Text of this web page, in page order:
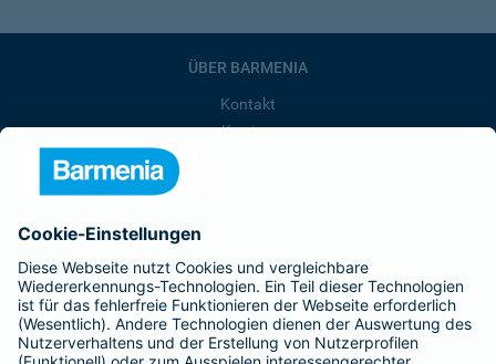
ÜBER BARMENIA
Kontakt
Karriere
Affiliate-Partner werden
Barmenia ist Teil der BarmeniaGothaer
BELIEBTE SEITEN
Kranken-Zusatzversicherung